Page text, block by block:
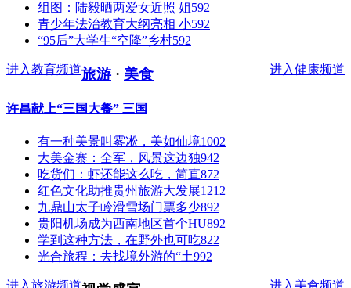
组图：陆毅晒两爱女近照 姐592
青少年法治教育大纲亮相 小592
“95后”大学生“空降”乡村592
进入教育频道 进入健康频道
旅游 · 美食
许昌献上“三国大餐” 三国
有一种美景叫雾凇，美如仙境1002
大美金寨：全军，风景这边独942
吃货们：虾还能这么吃，简直872
红色文化助推贵州旅游大发展1212
九鼎山太子岭滑雪场门票多少892
贵阳机场成为西南地区首个HU892
学到这种方法，在野外也可吃822
光合旅程：去找境外游的“土992